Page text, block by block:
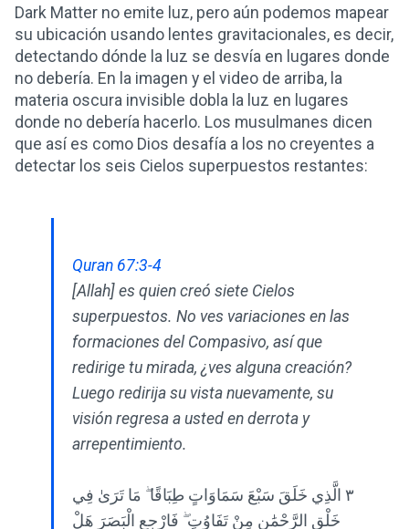
Dark Matter no emite luz, pero aún podemos mapear
su ubicación usando lentes gravitacionales, es decir,
detectando dónde la luz se desvía en lugares donde
no debería. En la imagen y el video de arriba, la
materia oscura invisible dobla la luz en lugares
donde no debería hacerlo. Los musulmanes dicen
que así es como Dios desafía a los no creyentes a
detectar los seis Cielos superpuestos restantes:
Quran 67:3-4
[Allah] es quien creó siete Cielos
superpuestos. No ves variaciones en las
formaciones del Compasivo, así que
redirige tu mirada, ¿ves alguna creación?
Luego redirija su vista nuevamente, su
visión regresa a usted en derrota y
arrepentimiento.
٣ الَّذِي خَلَقَ سَبْعَ سَمَاوَاتٍ طِبَاقًا ۖ مَا تَرَىٰ فِي
خَلْقِ الرَّحْمَٰنِ مِنْ تَفَاوُتٍ ۖ فَارْجِعِ الْبَصَرَ هَلْ